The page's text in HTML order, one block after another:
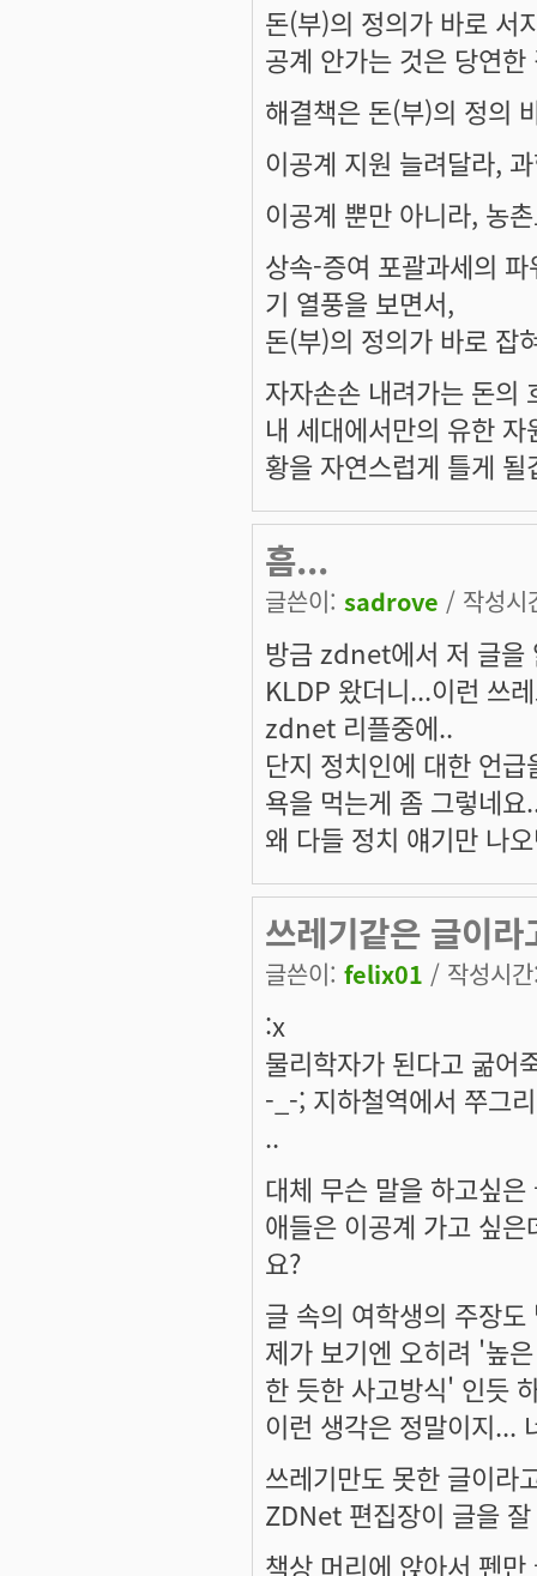
돈(부)의 정의가 바로 서
공계 안가는 것은 당연한
해결책은 돈(부)의 정의
이공계 지원 늘려달라,
이공계 뿐만 아니라, 농
상속-증여 포괄과세의
기 열풍을 보면서,
돈(부)의 정의가 바로 잡
자자손손 내려가는 돈의
내 세대에서만의 유한
황을 자연스럽게 틀게 될
흠...
글쓴이: sadrove / 작성
방금 zdnet에서 저 글을
KLDP 왔더니...이런 쓰
zdnet 리플중에..
단지 정치인에 대한 언
욕을 먹는게 좀 그렇네요
왜 다들 정치 얘기만 나
쓰레기같은 글이
글쓴이: felix01 / 작성시
:x
물리학자가 된다고 굶어
-_-; 지하철역에서 쭈그
..
대체 무슨 말을 하고싶
애들은 이공계 가고 싶
요?
글 속의 여학생의 주장
제가 보기엔 오히려 '높
한 듯한 사고방식' 인듯
이런 생각은 정말이지...
쓰레기만도 못한 글이라
ZDNet 편집장이 글을
책상 머리에 앉아서 펜